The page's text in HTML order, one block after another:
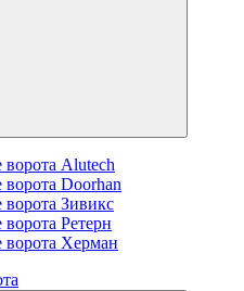
Alutech
Doorhan
Зивикс
Ретерн
ворота Херман